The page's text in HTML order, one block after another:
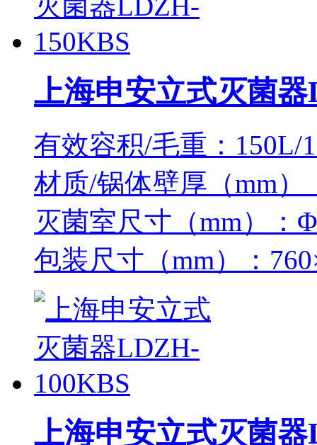
上海申安立式灭菌
有效容积/毛重：150L/
材质/锅体壁厚（mm）
灭菌室尺寸（mm）：
包装尺寸（mm）：
上海申安立式灭菌